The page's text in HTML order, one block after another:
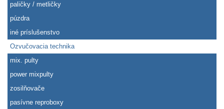
paličky / metličky
púzdra
iné príslušenstvo
Ozvučovacia technika
mix. pulty
power mixpulty
zosilňovače
pasívne reproboxy